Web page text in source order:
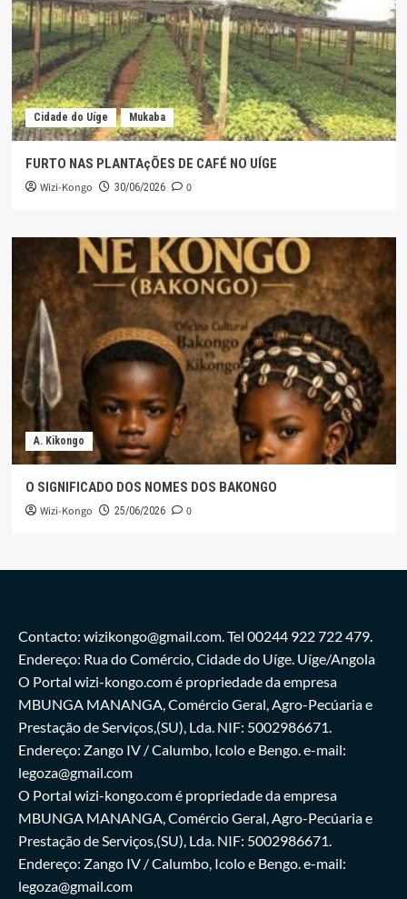
Cidade do Uíge Mukaba
FURTO NAS PLANTAçÕES DE CAFÉ NO UÍGE
Wizi-Kongo 30/06/2026 0
A. Kikongo
O SIGNIFICADO DOS NOMES DOS BAKONGO
Wizi-Kongo 25/06/2026 0
Contacto: wizikongo@gmail.com. Tel 00244 922 722 479.
Endereço: Rua do Comércio, Cidade do Uíge. Uíge/Angola
O Portal wizi-kongo.com é propriedade da empresa
MBUNGA MANANGA, Comércio Geral, Agro-Pecúaria e
Prestação de Serviços,(SU), Lda. NIF: 5002986671.
Endereço: Zango IV / Calumbo, Icolo e Bengo. e-mail:
legoza@gmail.com
O Portal wizi-kongo.com é propriedade da empresa
MBUNGA MANANGA, Comércio Geral, Agro-Pecúaria e
Prestação de Serviços,(SU), Lda. NIF: 5002986671.
Endereço: Zango IV / Calumbo, Icolo e Bengo. e-mail:
legoza@gmail.com